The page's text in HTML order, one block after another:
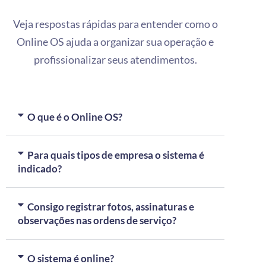
Veja respostas rápidas para entender como o
Online OS ajuda a organizar sua operação e
profissionalizar seus atendimentos.
O que é o Online OS?
Para quais tipos de empresa o sistema é
indicado?
Consigo registrar fotos, assinaturas e
observações nas ordens de serviço?
O sistema é online?